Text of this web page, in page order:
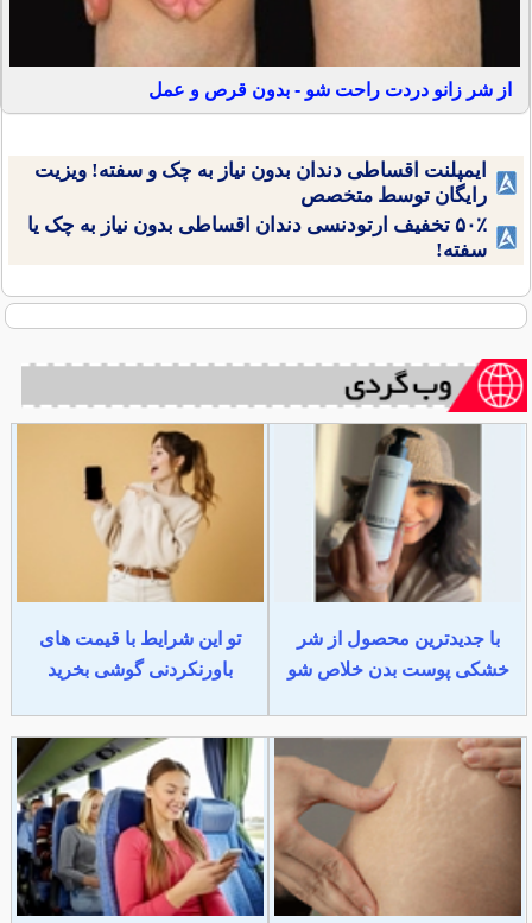
از شر زانو دردت راحت شو - بدون قرص و عمل
ایمپلنت اقساطی دندان بدون نیاز به چک و سفته! ویزیت
رایگان توسط متخصص
۵۰٪ تخفیف ارتودنسی دندان اقساطی بدون نیاز به چک یا
سفته!
با جدیدترین محصول از شر
خشکی پوست بدن خلاص شو
تو این شرایط با قیمت های
باورنکردنی گوشی بخرید